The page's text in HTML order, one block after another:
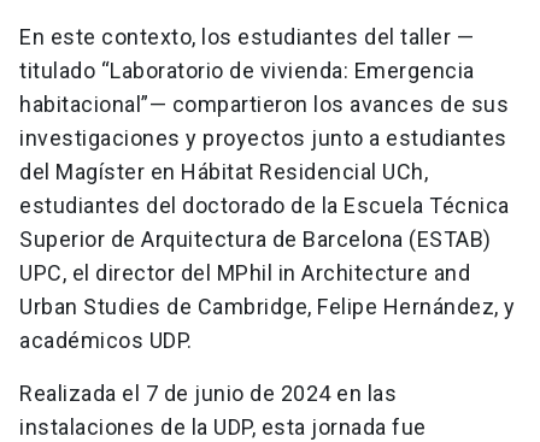
En este contexto, los estudiantes del taller —
titulado “Laboratorio de vivienda: Emergencia
habitacional”— compartieron los avances de sus
investigaciones y proyectos junto a estudiantes
del Magíster en Hábitat Residencial UCh,
estudiantes del doctorado de la Escuela Técnica
Superior de Arquitectura de Barcelona (ESTAB)
UPC, el director del MPhil in Architecture and
Urban Studies de Cambridge, Felipe Hernández, y
académicos UDP.
Realizada el 7 de junio de 2024 en las
instalaciones de la UDP, esta jornada fue